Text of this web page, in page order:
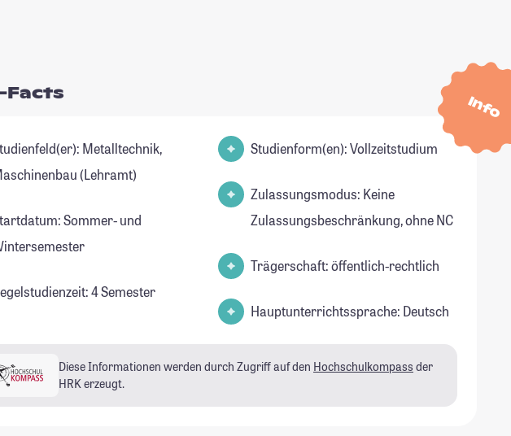
Info
Facts
Metalltechnik,
(Lehramt)
Sommer- und
4 Semester
Studienform(en): Vollzeitstudium
Zulassungsmodus: Keine
Zulassungsbeschränkung, ohne NC
Trägerschaft: öffentlich-rechtlich
Hauptunterrichtssprache: Deutsch
Diese Informationen werden durch Zugriff auf den Hochschulkompass der
HRK erzeugt.